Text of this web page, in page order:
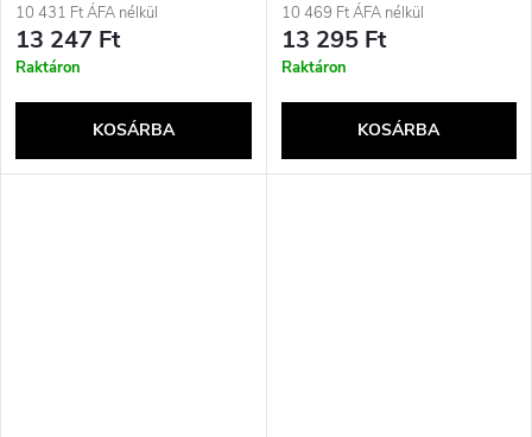
10 431 Ft ÁFA nélkül
13 247 Ft
Raktáron
KOSÁRBA
10 469 Ft ÁFA nélkül
13 295 Ft
Raktáron
KOSÁRBA